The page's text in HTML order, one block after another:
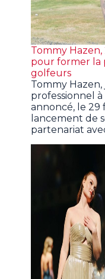
Tommy Hazen,
pour former la
golfeurs
Tommy
professionnel
annoncé, le 29
lancement de
partenariat